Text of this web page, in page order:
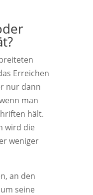
Erreichen
nur dann
man
hält.
wird die
weniger
an den
seine